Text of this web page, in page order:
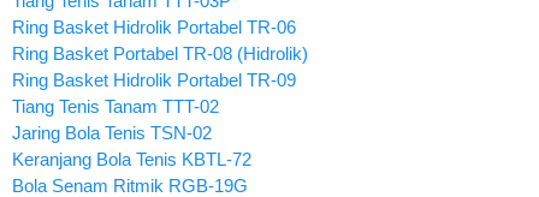
Ring Basket Hidrolik Portabel TR-06
Ring Basket Portabel TR-08 (Hidrolik)
Ring Basket Hidrolik Portabel TR-09
Tiang Tenis Tanam TTT-02
Jaring Bola Tenis TSN-02
Keranjang Bola Tenis KBTL-72
Bola Senam Ritmik RGB-19G